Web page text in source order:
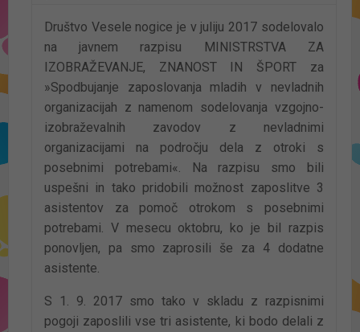
Društvo Vesele nogice je v juliju 2017 sodelovalo
na javnem razpisu MINISTRSTVA ZA
IZOBRAŽEVANJE, ZNANOST IN ŠPORT za
»Spodbujanje zaposlovanja mladih v nevladnih
organizacijah z namenom sodelovanja vzgojno-
izobraževalnih zavodov z nevladnimi
organizacijami na področju dela z otroki s
posebnimi potrebami«. Na razpisu smo bili
uspešni in tako pridobili možnost zaposlitve 3
asistentov za pomoč otrokom s posebnimi
potrebami. V mesecu oktobru, ko je bil razpis
ponovljen, pa smo zaprosili še za 4 dodatne
asistente.
S 1. 9. 2017 smo tako v skladu z razpisnimi
pogoji zaposlili vse tri asistente, ki bodo delali z